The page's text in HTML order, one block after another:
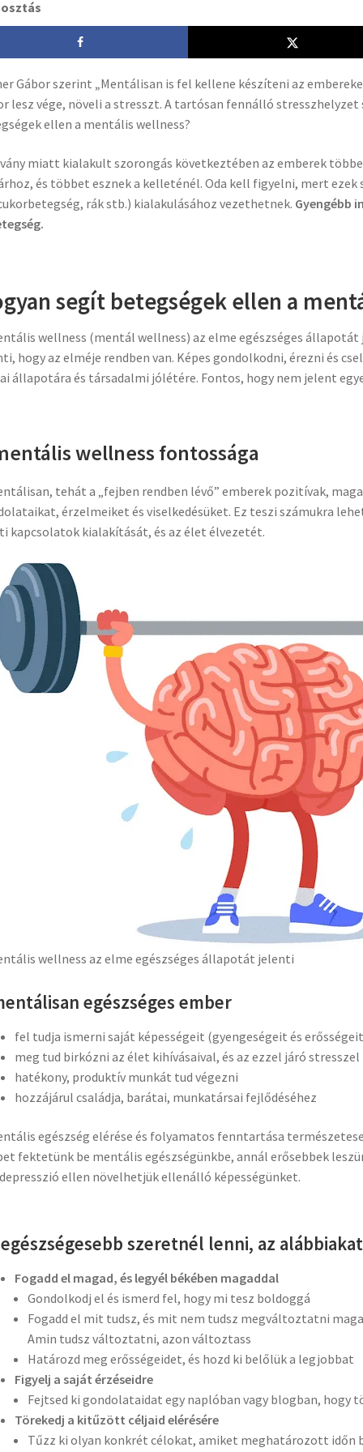
Gábor szerint „Mentálisan is fel kellene készíteni az
lesz vége, növeli a stresszt. A tartósan fennálló stresszhelyzet
ellen a mentális wellness?
miatt kialakult szorongás következtében az emberek
és többet esznek a kelleténél. Oda kell figyelni, mert ezek
rák stb.) kialakulásához vezethetnek. Gyengébb
segít betegségek ellen a
wellness (mentál wellness) az elme egészséges
hogy az elméje rendben van. Képes gondolkodni, érezni és
állapotára és társadalmi jólétére. Fontos, hogy nem jelent
wellness fontossága
tehát a „fejben rendben lévő” emberek pozitívak,
érzelmeiket és viselkedésüket. Ez teszi számukra
kapcsolatok kialakítását, és az élet élvezetét.
wellness az elme egészséges állapotát jelenti
egészséges ember
fel tudja ismerni saját képességeit (gyengeségeit és
meg tud birkózni az élet kihívásaival, és az ezzel járó stresszel
hatékony, produktív munkát tud végezni
hozzájárul családja, barátai, munkatársai fejlődéséhez
egészség elérése és folyamatos fenntartása
fektetünk be mentális egészségünkbe, annál erősebbek
ellen növelhetjük ellenálló képességünket.
szeretnél lenni, az
Fogadd el magad, és legyél békében magaddal
Gondolkodj el és ismerd fel, hogy mi tesz boldoggá
Fogadd el mit tudsz, és mit nem tudsz megváltoztatni
Amin tudsz változtatni, azon változtass
Határozd meg erősségeidet, és hozd ki belőlük a legjobbat
Figyelj a saját érzéseidre
Fejtsed ki gondolataidat egy naplóban vagy blogban, hogy
Törekedj a kitűzött céljaid elérésére
Tűzz ki olyan konkrét célokat, amiket meghatározott időn